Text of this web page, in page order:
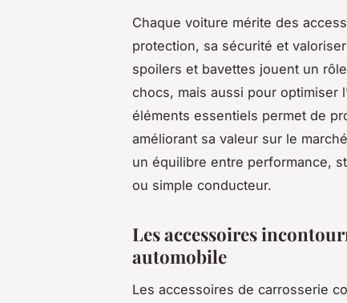
Chaque voiture mérite des
protection, sa sécurité et
spoilers et bavettes jouent un
chocs, mais aussi pour optimiser
éléments essentiels permet de
améliorant sa valeur sur le
un équilibre entre performance,
ou simple conducteur.
Les accessoires
automobile
Les accessoires de carrosserie